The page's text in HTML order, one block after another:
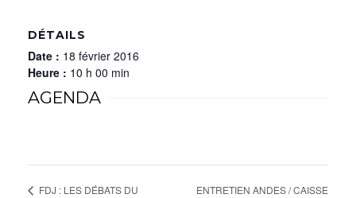
DÉTAILS
Date : 18 février 2016
Heure : 10 h 00 min
AGENDA
FDJ : LES DÉBATS DU
ENTRETIEN ANDES / CAISSE